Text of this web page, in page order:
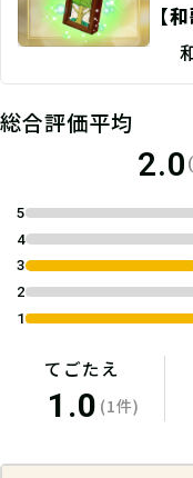
【
探
総合評価平均
2.0
5
4
3
2
1
てごたえ
1.0 (1件)